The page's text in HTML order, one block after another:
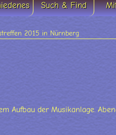
Such & Find
2015 in Nürnberg
Aufbau der Musikanlage.